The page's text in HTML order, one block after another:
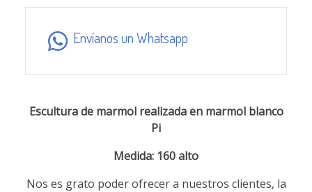
Envíanos un Whatsapp
Escultura de marmol realizada en marmol blanco
Pi
Medida: 160 alto
Nos es grato poder ofrecer a nuestros clientes, la